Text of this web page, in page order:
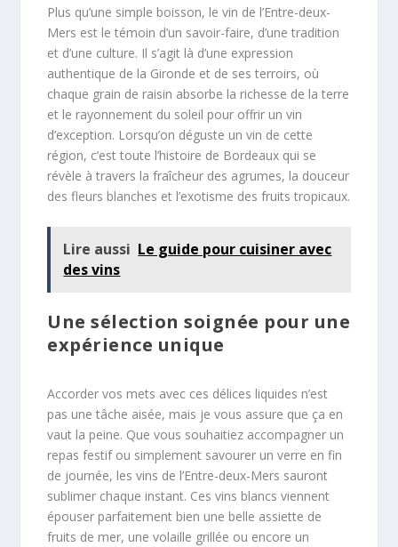
Plus qu’une simple boisson, le vin de l’Entre-deux-
Mers est le témoin d’un savoir-faire, d’une tradition
et d’une culture. Il s’agit là d’une expression
authentique de la Gironde et de ses terroirs, où
chaque grain de raisin absorbe la richesse de la terre
et le rayonnement du soleil pour offrir un vin
d’exception. Lorsqu’on déguste un vin de cette
région, c’est toute l’histoire de Bordeaux qui se
révèle à travers la fraîcheur des agrumes, la douceur
des fleurs blanches et l’exotisme des fruits tropicaux.
Lire aussi Le guide pour cuisiner avec
des vins
Une sélection soignée pour une
expérience unique
Accorder vos mets avec ces délices liquides n’est
pas une tâche aisée, mais je vous assure que ça en
vaut la peine. Que vous souhaitiez accompagner un
repas festif ou simplement savourer un verre en fin
de journée, les vins de l’Entre-deux-Mers sauront
sublimer chaque instant. Ces vins blancs viennent
épouser parfaitement bien une belle assiette de
fruits de mer, une volaille grillée ou encore un